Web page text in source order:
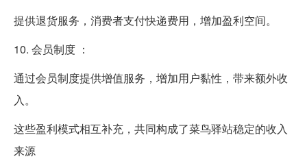
提供退货服务，消费者支付快递费用，增加盈利空间。
10. 会员制度 ：
通过会员制度提供增值服务，增加用户黏性，带来额外收
入。
这些盈利模式相互补充，共同构成了菜鸟驿站稳定的收入
来源